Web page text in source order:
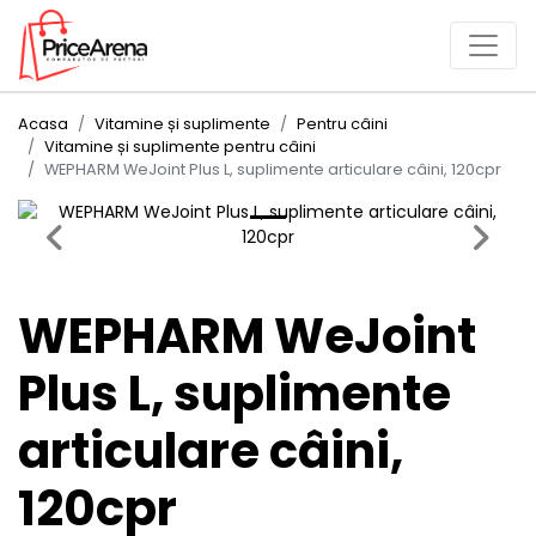
Acasa Vitamine și suplimente
Pentru câini
Vitamine și suplimente pentru câini
WEPHARM WeJoint Plus L, suplimente articulare câini, 120cpr
Previous Next
WEPHARM WeJoint
Plus L, suplimente
articulare câini,
120cpr